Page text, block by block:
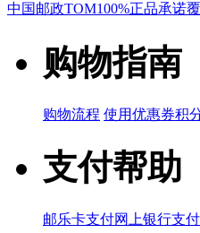
中国邮政TOM100%正品承诺
购物指南
购物流程 使用优惠券积
支付帮助
邮乐卡支付网上银行支付